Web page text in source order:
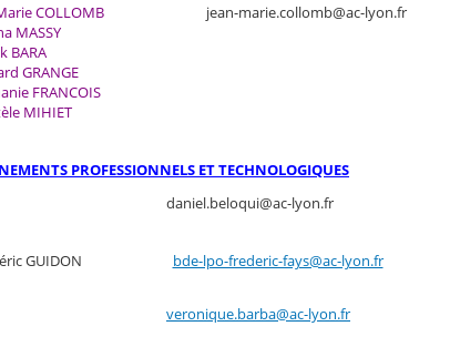
COLLOMB
jean-marie.collomb@ac-lyon.fr
MASSY
BARA
GRANGE
FRANCOIS
MIHIET
PROFESSIONNELS ET TECHNOLOGIQUES
daniel.beloqui@ac-lyon.fr
GUIDON
bde-lpo-frederic-fays@ac-lyon.fr
veronique.barba@ac-lyon.fr